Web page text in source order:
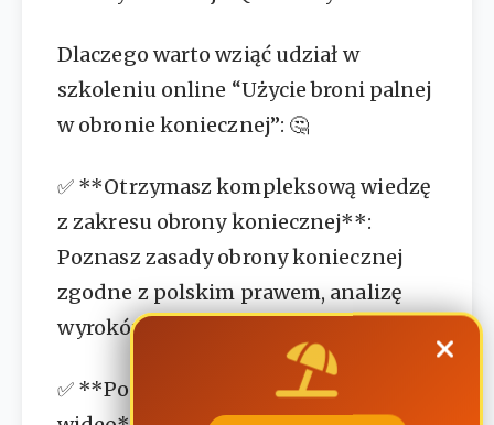
Dlaczego warto wziąć udział w
szkoleniu online “Użycie broni palnej
w obronie koniecznej”: 🤔
✅ **Otrzymasz kompleksową wiedzę
z zakresu obrony koniecznej**:
Poznasz zasady obrony koniecznej
zgodne z polskim prawem, analizę
wyroków oraz praktyczne wskazówki.
✅ **Ponad 6 godzin materiałów